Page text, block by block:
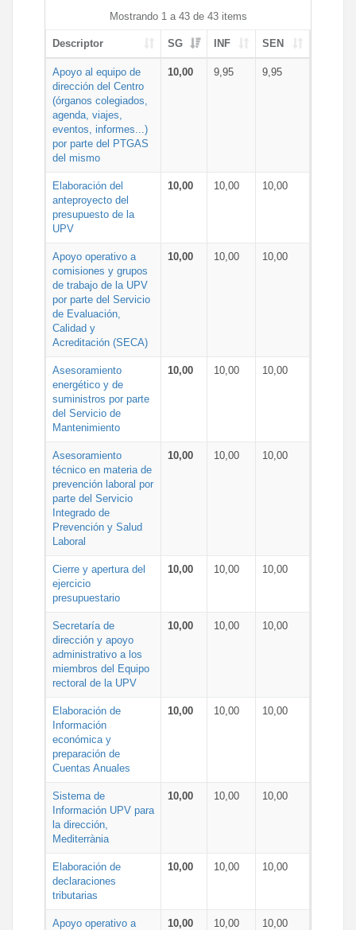
Mostrando 1 a 43 de 43 items
Descriptor SG INF SEN
Apoyo al equipo de
dirección del Centro
(órganos colegiados,
agenda, viajes,
eventos, informes...)
por parte del PTGAS
del mismo
10,00 9,95 9,95
Elaboración del
anteproyecto del
presupuesto de la
UPV
10,00 10,00 10,00
Apoyo operativo a
comisiones y grupos
de trabajo de la UPV
por parte del Servicio
de Evaluación,
Calidad y
Acreditación (SECA)
10,00 10,00 10,00
Asesoramiento
energético y de
suministros por parte
del Servicio de
Mantenimiento
10,00 10,00 10,00
Asesoramiento
técnico en materia de
prevención laboral por
parte del Servicio
Integrado de
Prevención y Salud
Laboral
10,00 10,00 10,00
Cierre y apertura del
ejercicio
presupuestario
10,00 10,00 10,00
Secretaría de
dirección y apoyo
administrativo a los
miembros del Equipo
rectoral de la UPV
10,00 10,00 10,00
Elaboración de
Información
económica y
preparación de
Cuentas Anuales
10,00 10,00 10,00
Sistema de
Información UPV para
la dirección,
Mediterrània
10,00 10,00 10,00
Elaboración de
declaraciones
tributarias
10,00 10,00 10,00
Apoyo operativo a
10,00 10,00 10,00